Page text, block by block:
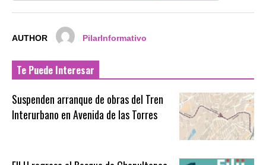
AUTHOR PilarInformativo
Te Puede Interesar
Suspenden arranque de obras del Tren
Interurbano en Avenida de las Torres